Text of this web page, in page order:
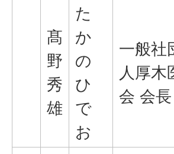
髙
野
秀
雄
た
か
の
ひ
で
お
一般社
人厚木
会 会長